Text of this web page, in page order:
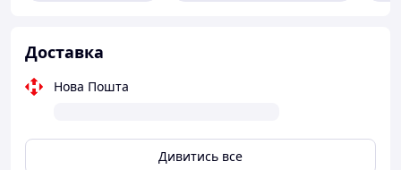
Доставка
Нова Пошта
Дивитись все